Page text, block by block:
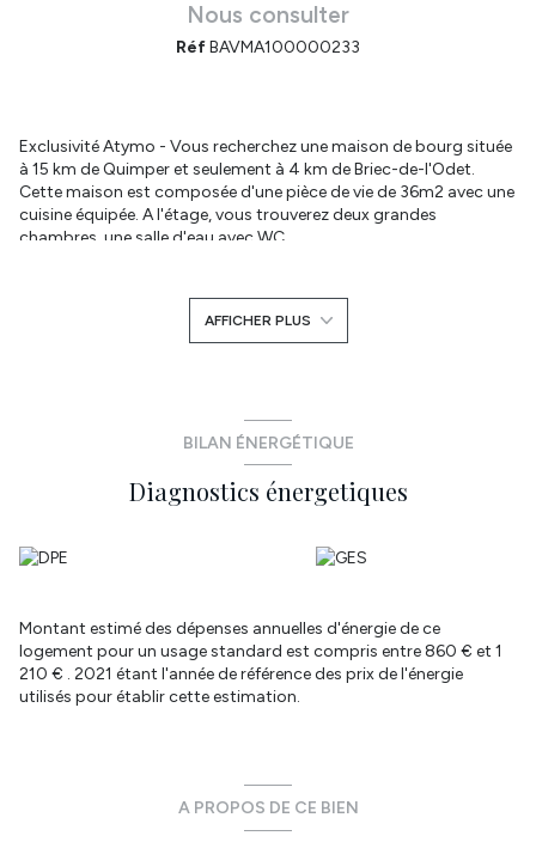
Nous consulter
RéfBAVMA100000233
Exclusivité Atymo - Vous recherchez une maison de bourg située
à 15 km de Quimper et seulement à 4 km de Briec-de-l'Odet.
Cette maison est composée d'une pièce de vie de 36m2 avec une
cuisine équipée. A l'étage, vous trouverez deux grandes
chambres, une salle d'eau avec WC.
l'installation d'un poêle à granules.
Des travaux sont à prévoir. Pas de jardin.
Réseau immobilier ATYMO FRANCE . Contact: Anne-Laure
Bertevas 06 29 87 71 35 annelaure.bertevas@atymo-france.com
Annonce proposée par un agent commercial
disponibles sur le site
AFFICHER PLUS
BILAN ÉNERGÉTIQUE
Diagnostics énergetiques
Montant estimé des dépenses annuelles d'énergie de ce
logement pour un usage standard est compris entre 860 € et 1
210 € . 2021 étant l'année de référence des prix de l'énergie
utilisés pour établir cette estimation.
A PROPOS DE CE BIEN